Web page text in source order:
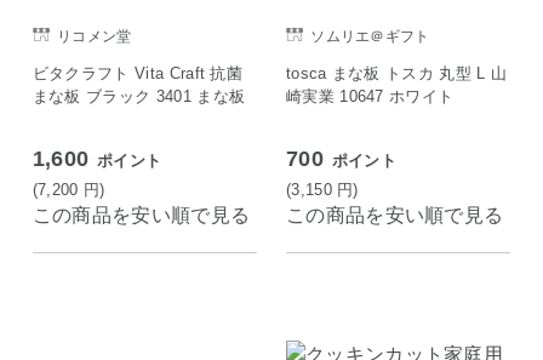
リコメン堂
ビタクラフト Vita Craft 抗菌
まな板 ブラック 3401 まな板
1,600 ポイント
(7,200 円)
この商品を安い順で見る
ソムリエ＠ギフト
tosca まな板 トスカ 丸型 L 山
崎実業 10647 ホワイト
700 ポイント
(3,150 円)
この商品を安い順で見る